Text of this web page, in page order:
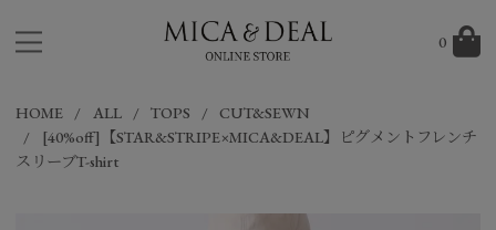
0
HOME ALL TOPS
CUT&SEWN
[40%off]【STAR&STRIPE×MICA&DEAL】ピグメントフレンチ
スリーブT-shirt